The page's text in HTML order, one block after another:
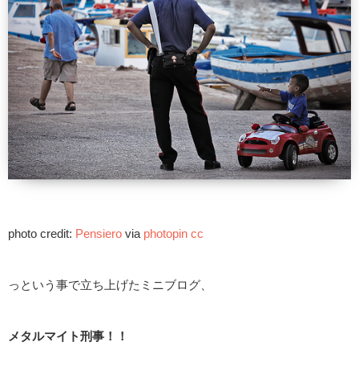
photo credit: Pensiero via photopin cc
っという事で立ち上げたミニブログ、
メタルマイト刑事！！